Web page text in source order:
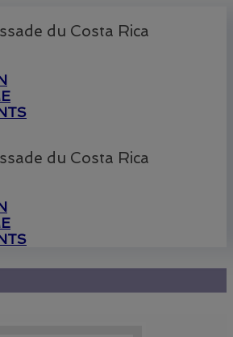
du Costa Rica
du Costa Rica